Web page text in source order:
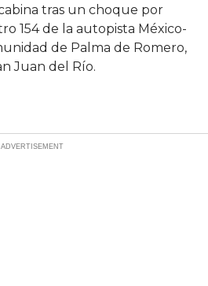
tras un choque por
154 de la autopista México-
de Palma de Romero,
Juan del Río.